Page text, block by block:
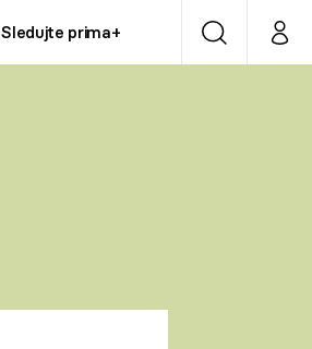
Sledujte prima+ VyhledáváníMůj